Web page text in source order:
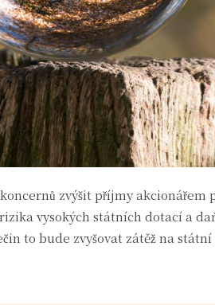
zvýšit příjmy akcionářem
vysokých státních dotací a
to bude zvyšovat zátěž na státní